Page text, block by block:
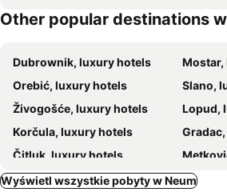
Other popular destinations
Dubrownik, luxury hotels
Orebić, luxury hotels
Slano,
Živogošće, luxury hotels
Lopud,
Korčula, luxury hotels
Čitluk, luxury hotels
Medjugorje, luxury hotels
Wyświetl wszystkie pobyty w Neum